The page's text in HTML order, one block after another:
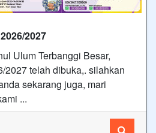
2027
Ulum Terbanggi Besar,
2027 telah dibuka,. silahkan
sekarang juga, mari
...